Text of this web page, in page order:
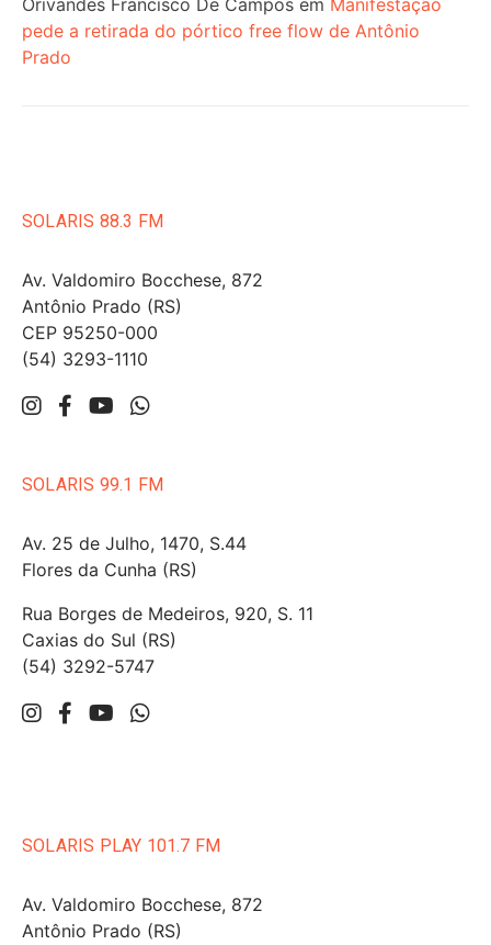
pede a retirada do pórtico free flow de Antônio
Prado
SOLARIS 88.3 FM
Av. Valdomiro Bocchese, 872
Antônio Prado (RS)
CEP 95250-000
(54) 3293-1110
SOLARIS 99.1 FM
Av. 25 de Julho, 1470, S.44
Flores da Cunha (RS)
Rua Borges de Medeiros, 920, S. 11
Caxias do Sul (RS)
(54) 3292-5747
SOLARIS PLAY 101.7 FM
Av. Valdomiro Bocchese, 872
Antônio Prado (RS)